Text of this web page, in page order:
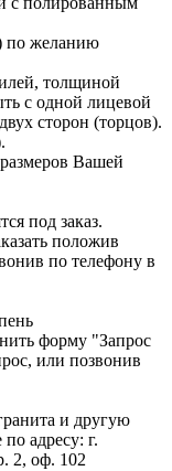
по желанию
толщиной
с одной лицевой
сторон (торцов).
Вашей
под заказ.
положив
по телефону в
форму "Запрос
или позвонив
и другую
адресу: г.
2, оф. 102